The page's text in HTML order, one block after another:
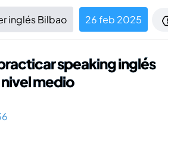
inglés Bilbao 26 feb 2025
speaking inglés
nivel medio